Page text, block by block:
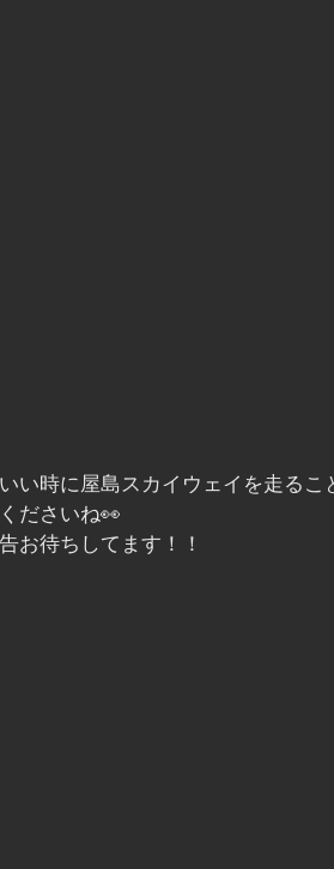
い時に屋島スカイウェイを走るこ
ださいね👀
お待ちしてます！！